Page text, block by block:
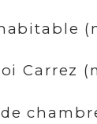
Carrez